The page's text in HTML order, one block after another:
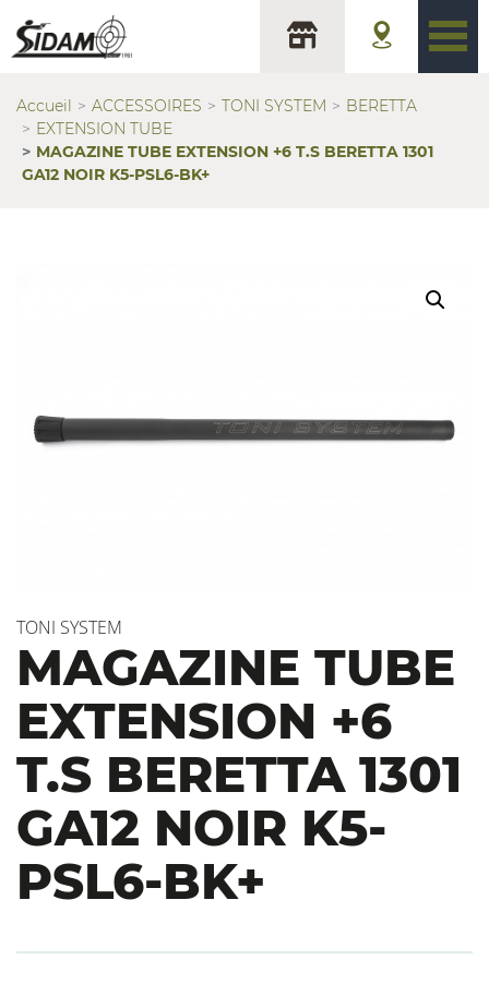
Accueil ACCESSOIRES TONI SYSTEM
BERETTA
EXTENSION TUBE
MAGAZINE TUBE EXTENSION +6 T.S BERETTA 1301
GA12 NOIR K5-PSL6-BK+
TONI SYSTEM
MAGAZINE TUBE
EXTENSION +6
T.S BERETTA 1301
GA12 NOIR K5-
PSL6-BK+